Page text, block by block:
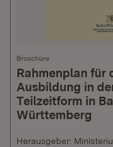
Broschüre
Rahmenplan für
Ausbildung in
Teilzeitform in
Württemberg
Herausgeber: